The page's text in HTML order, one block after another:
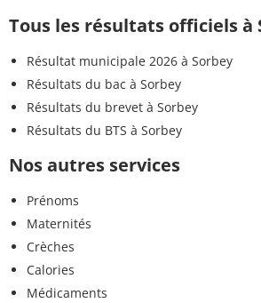
Tous les résultats officiels à
Résultat municipale 2026 à Sorbey
Résultats du bac à Sorbey
Résultats du brevet à Sorbey
Résultats du BTS à Sorbey
Nos autres services
Prénoms
Maternités
Crèches
Calories
Médicaments